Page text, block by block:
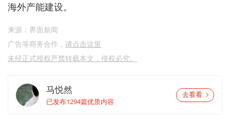
海外产能建设。
来源：界面新闻
广告等商务合作， 请点击这里
未经正式授权严禁转载本文，侵权必究。
马悦然
已发布1294篇优质内容
去看看